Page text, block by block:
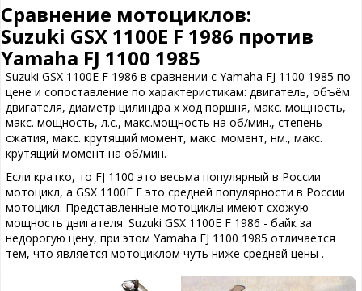
Сравнение мотоциклов:
Suzuki GSX 1100E F 1986 против
Yamaha FJ 1100 1985
Suzuki GSX 1100E F 1986 в сравнении с Yamaha FJ 1100 1985 по
цене и сопоставление по характеристикам: двигатель, объём
двигателя, диаметр цилиндра х ход поршня, макс. мощность,
макс. мощность, л.с., макс.мощность на об/мин., степень
сжатия, макс. крутящий момент, макс. момент, нм., макс.
крутящий момент на об/мин.
Если кратко, то FJ 1100 это весьма популярный в России
мотоцикл, а GSX 1100E F это средней популярности в России
мотоцикл. Представленные мотоциклы имеют схожую
мощность двигателя. Suzuki GSX 1100E F 1986 - байк за
недорогую цену, при этом Yamaha FJ 1100 1985 отличается
тем, что является мотоциклом чуть ниже средней цены .